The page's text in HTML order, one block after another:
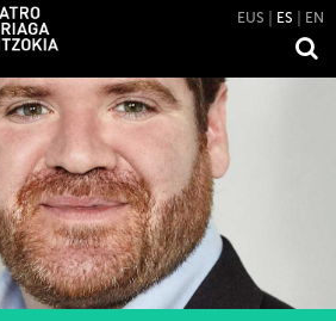
EUS ES EN